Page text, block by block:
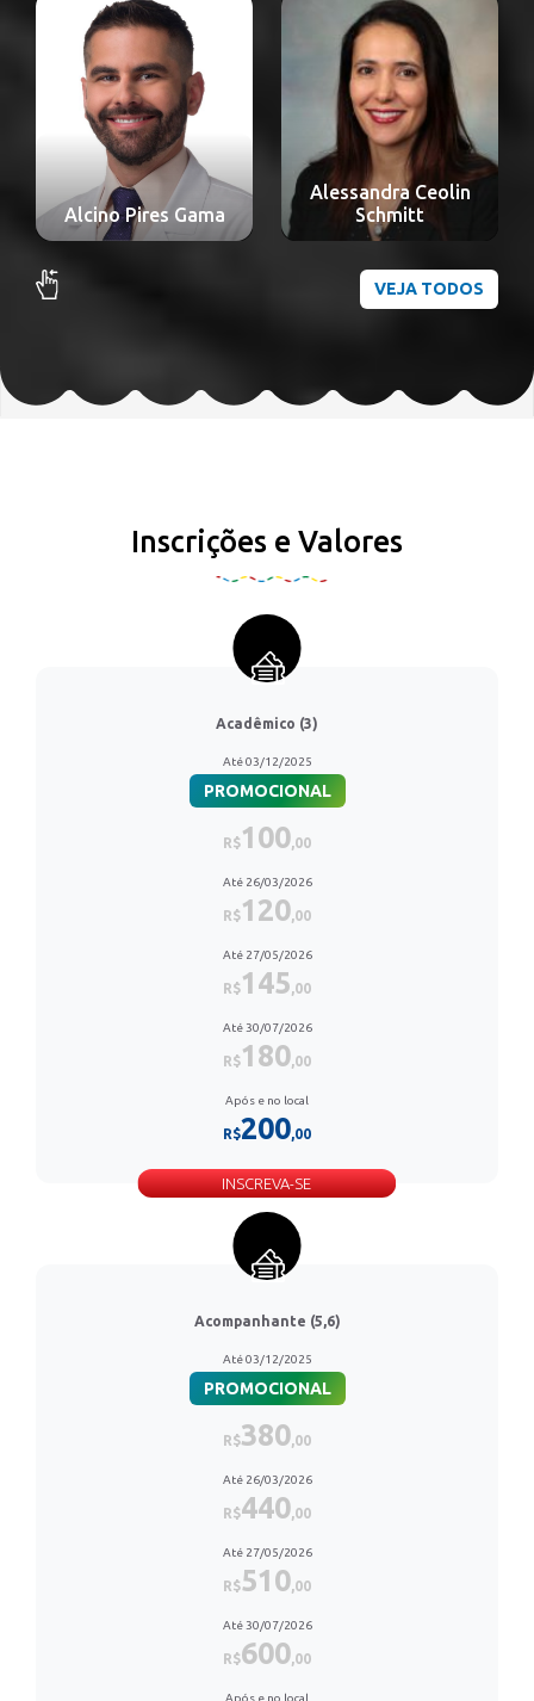
Alessandra Ceolin
Schmitt
Alexandre Nakao
Odashiro
VEJA TODOS
Inscrições e Valores
Acadêmico (3)
Até 03/12/2025
PROMOCIONAL
R$100,00
Até 26/03/2026
R$120,00
Até 27/05/2026
R$145,00
Até 30/07/2026
R$180,00
Após e no local
R$200,00
INSCREVA-SE
Acompanhante (5,6)
Até 03/12/2025
PROMOCIONAL
R$380,00
Até 26/03/2026
R$440,00
Até 27/05/2026
R$510,00
Até 30/07/2026
R$600,00
Após e no local